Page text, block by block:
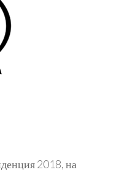
2018, на